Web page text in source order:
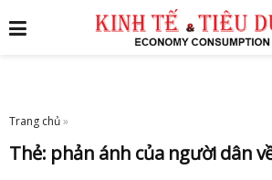
Trang chủ»
Thẻ: phản ánh của người dân